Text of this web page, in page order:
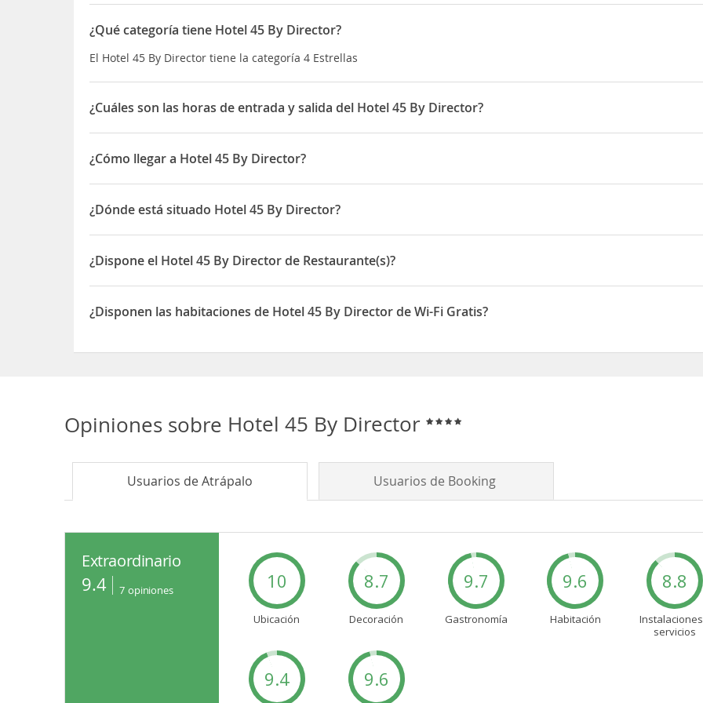
¿Qué categoría tiene Hotel 45 By Director?
El Hotel 45 By Director tiene la categoría 4 Estrellas
¿Cuáles son las horas de entrada y salida del Hotel 45 By Director?
La entrada a Hotel 45 By Director esa partir de las 15:00 horas
y la salida
hasta las 12:00 horas
¿Cómo llegar a Hotel 45 By Director?
El centro comercialCostanera Centerse encuentra a 5 minutos a pie.
Elaeropuertointernacional de Santiago está a aproximadamente 30 minutos en coche del hotel y se puede
traslado.
¿Dónde está situado Hotel 45 By Director?
El Hotel 45 By Director está situado en Av. Carmencita 45
¿Dispone el Hotel 45 By Director de Restaurante(s)?
Sí, el Hotel 45 By Director dispone de Restaurante(s)
¿Disponen las habitaciones de Hotel 45 By Director de Wi-Fi Gratis?
Opiniones sobre Hotel 45 By Director
Usuarios deAtrápalo Usuarios de Booking
Extraordinario
9.4 7 opiniones 10
Ubicación
8.7
Decoración
9.7
Gastronomía
9.6
Habitación
8.8
servicios
9.4 9.6